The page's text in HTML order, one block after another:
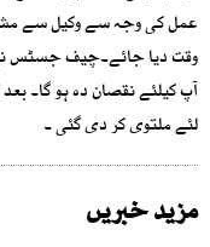
عمل کی وجہ سے وکیل سے
وقت دیا جائے۔چیف جسٹس
آپ کیلئے نقصان دہ ہو گا۔
لئے ملتوی کر دی گئی ۔
مزید خبریں